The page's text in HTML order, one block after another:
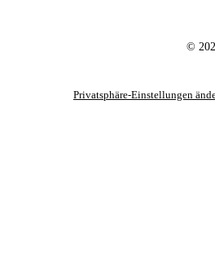
©
Privatsphäre-Einstellungen